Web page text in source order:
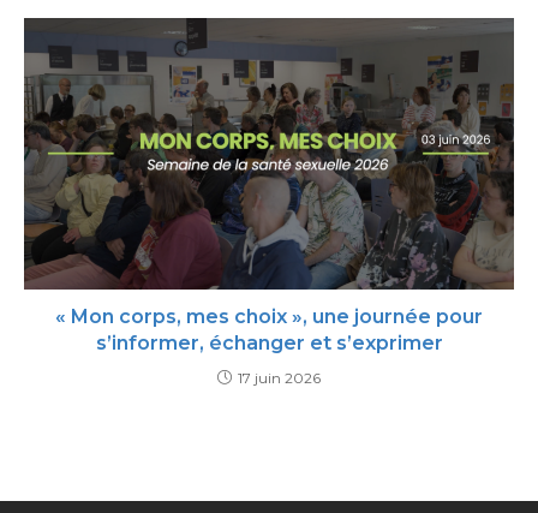
« Mon corps, mes choix », une journée pour
s’informer, échanger et s’exprimer
17 juin 2026